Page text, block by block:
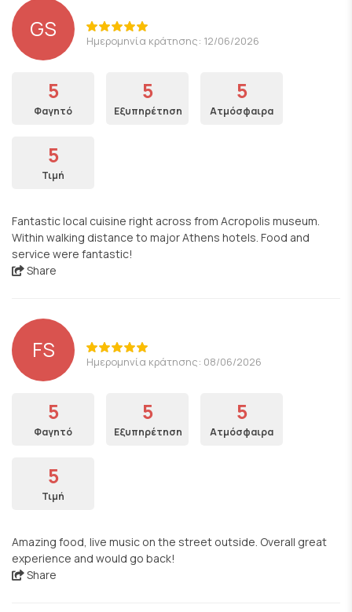
GS Ημερομηνία κράτησης: 12/06/2026
5
Φαγητό
5
Εξυπηρέτηση
5
Ατμόσφαιρα
5
Τιμή
Fantastic local cuisine right across from Acropolis museum.
Within walking distance to major Athens hotels. Food and
service were fantastic!
Share
FS Ημερομηνία κράτησης: 08/06/2026
5
Φαγητό
5
Εξυπηρέτηση
5
Ατμόσφαιρα
5
Τιμή
Amazing food, live music on the street outside. Overall great
experience and would go back!
Share